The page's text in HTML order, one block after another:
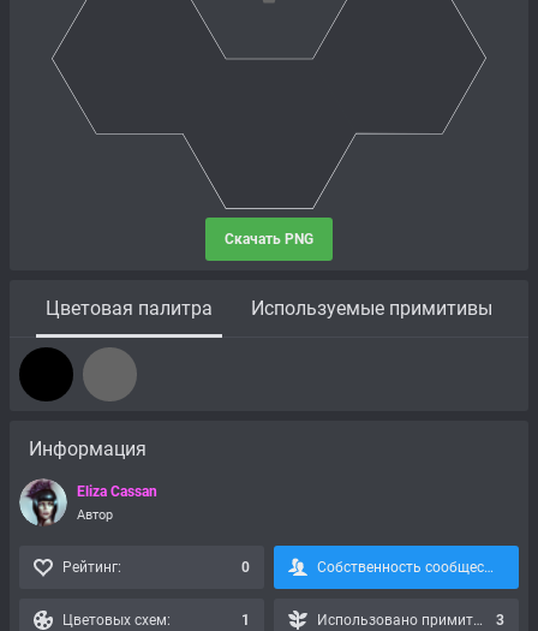
Скачать PNG
Цветовая палитра Используемые примитивы
Информация
Eliza Cassan
Автор
Рейтинг: 0 Собственность сообщества, подписка невозможна:
Цветовых схем: 1 Использовано примитивов: 3